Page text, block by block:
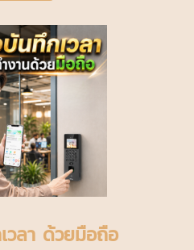
วลา ด้วยมือถือ